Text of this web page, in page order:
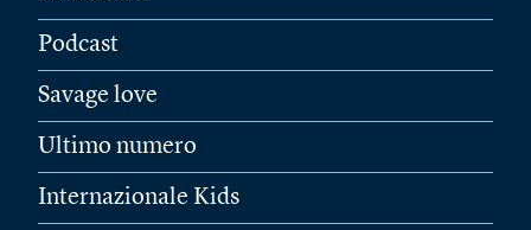
Podcast
Savage love
Ultimo numero
Internazionale Kids